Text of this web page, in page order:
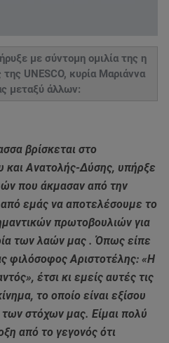
με σύντομη ομιλία της η
UNESCO, κυρία Μαριάννα
μεταξύ άλλων:
βρίσκεται στο
και Ανατολής-Δύσης, υπήρξε
που άκμασαν από την
από εμάς να αποτελέσουμε το
πρωτοβουλιών για
των λαών μας . Όπως είπε
φιλόσοφος Αριστοτέλης: «Η
έτσι κι εμείς αυτές τις
το οποίο είναι εξίσου
στόχων μας. Είμαι πολύ
από το γεγονός ότι